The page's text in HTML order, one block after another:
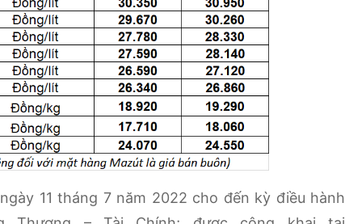
11 tháng 7 năm 2022 cho đến kỳ điều hành